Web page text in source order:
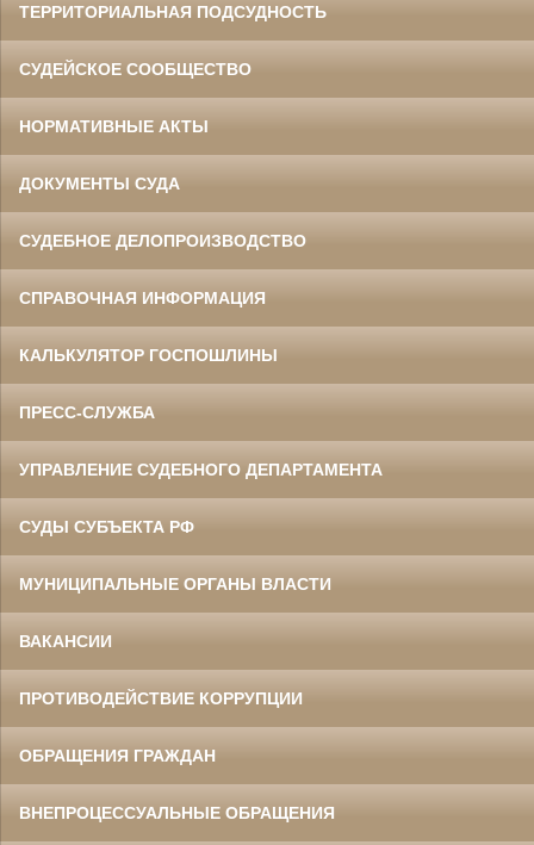
ТЕРРИТОРИАЛЬНАЯ ПОДСУДНОСТЬ
СУДЕЙСКОЕ СООБЩЕСТВО
НОРМАТИВНЫЕ АКТЫ
ДОКУМЕНТЫ СУДА
СУДЕБНОЕ ДЕЛОПРОИЗВОДСТВО
СПРАВОЧНАЯ ИНФОРМАЦИЯ
КАЛЬКУЛЯТОР ГОСПОШЛИНЫ
ПРЕСС-СЛУЖБА
УПРАВЛЕНИЕ СУДЕБНОГО ДЕПАРТАМЕНТА
СУДЫ СУБЪЕКТА РФ
МУНИЦИПАЛЬНЫЕ ОРГАНЫ ВЛАСТИ
ВАКАНСИИ
ПРОТИВОДЕЙСТВИЕ КОРРУПЦИИ
ОБРАЩЕНИЯ ГРАЖДАН
ВНЕПРОЦЕССУАЛЬНЫЕ ОБРАЩЕНИЯ